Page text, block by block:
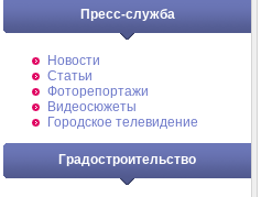
Пресс-служба
Новости
Статьи
Фоторепортажи
Видеосюжеты
Городское телевидение
Градостроительство